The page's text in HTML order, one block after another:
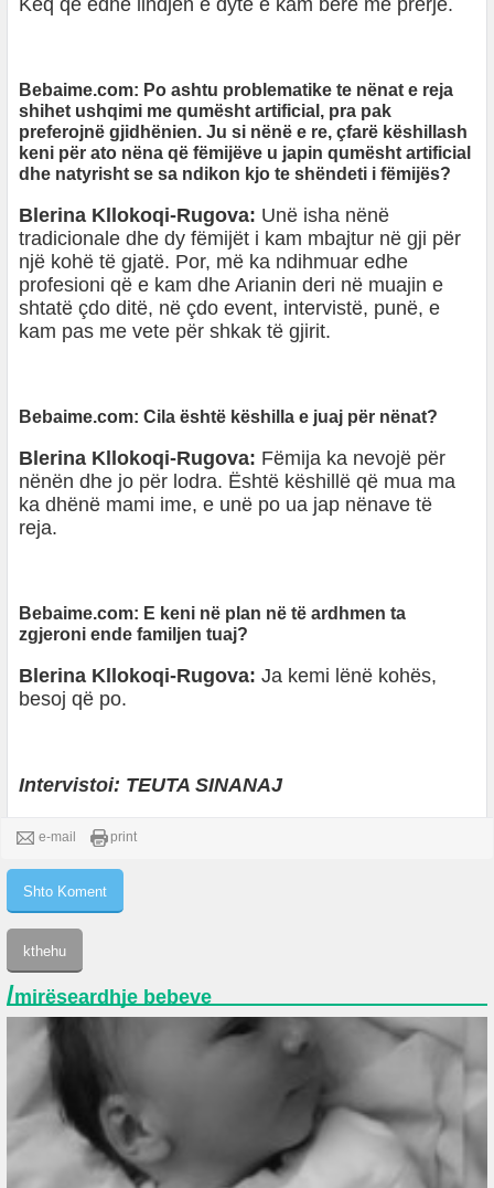
Bebaime.com: Po ashtu problematike te nënat e reja
shihet ushqimi me qumësht artificial, pra pak
preferojnë gjidhënien. Ju si nënë e re, çfarë këshillash
keni për ato nëna që fëmijëve u japin qumësht artificial
dhe natyrisht se sa ndikon kjo te shëndeti i fëmijës?
Blerina Kllokoqi-Rugova: Unë isha nënë
tradicionale dhe dy fëmijët i kam mbajtur në gji për
një kohë të gjatë. Por, më ka ndihmuar edhe
profesioni që e kam dhe Arianin deri në muajin e
shtatë çdo ditë, në çdo event, intervistë, punë, e
kam pas me vete për shkak të gjirit.
Bebaime.com: Cila është këshilla e juaj për nënat?
Blerina Kllokoqi-Rugova: Fëmija ka nevojë për
nënën dhe jo për lodra. Është këshillë që mua ma
ka dhënë mami ime, e unë po ua jap nënave të
reja.
Bebaime.com: E keni në plan në të ardhmen ta
zgjeroni ende familjen tuaj?
Blerina Kllokoqi-Rugova: Ja kemi lënë kohës,
besoj që po.
Intervistoi: TEUTA SINANAJ
e-mail print
/mirëseardhje bebeve